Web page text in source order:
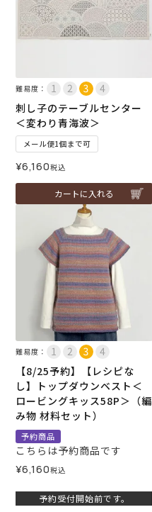
難易度：
刺し子のテーブルセンター
＜変わり青海波＞
メール便1個まで可
¥6,160税込
カートに入れる
難易度：
【8/25予約】【レシピな
し】トップダウンベスト＜
ロービングキッス58P＞（編
み物 材料セット）
予約商品
こちらは予約商品です
¥6,160税込
予約受付開始前です。